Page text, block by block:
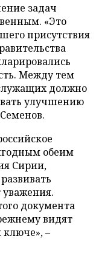
задач
«Это
присутствия
Между тем
должно
улучшению
обеим
Сирии,
уважения.
документа
видят
ключе», –